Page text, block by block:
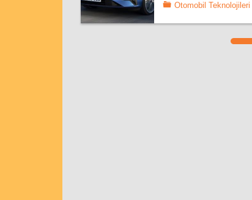
Otomobil Teknolojileri